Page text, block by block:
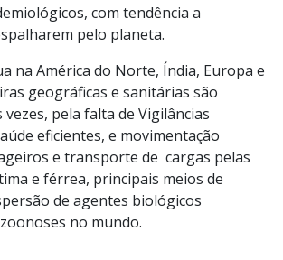
com tendência a
pelo planeta.
na América do Norte, Índia, Europa e
geográficas e sanitárias são
vezes, pela falta de Vigilâncias
eficientes, e movimentação
e transporte de cargas pelas
e férrea, principais meios de
de agentes biológicos
no mundo.